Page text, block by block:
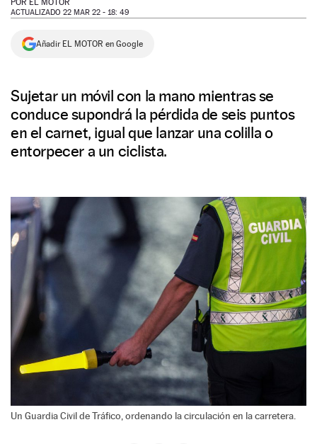
NEWSLETTER
POR EL MOTOR
ACTUALIZADO 22 MAR 22 - 18: 49
Añadir EL MOTOR en Google
Sujetar un móvil con la mano mientras se
conduce supondrá la pérdida de seis puntos
en el carnet, igual que lanzar una colilla o
entorpecer a un ciclista.
Un Guardia Civil de Tráfico, ordenando la circulación en la carretera.